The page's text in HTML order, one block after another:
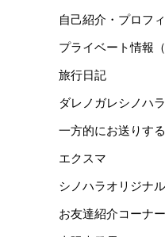
自己紹介・プロフ
プライベート情報
旅行日記
ダレノガレシノハラ
一方的にお送りす
エクスマ
シノハラオリジナ
お友達紹介コーナー